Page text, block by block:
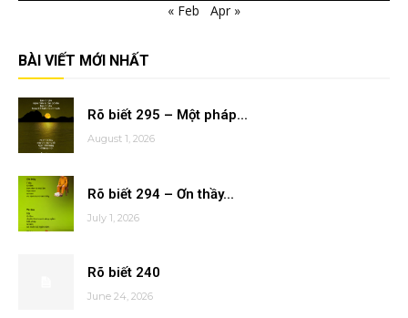
« Feb
Apr »
BÀI VIẾT MỚI NHẤT
Rõ biết 295 – Một pháp...
August 1, 2026
Rõ biết 294 – Ơn thầy...
July 1, 2026
Rõ biết 240
June 24, 2026